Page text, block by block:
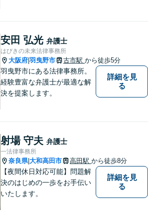
処が皆様の問題解決に大きく
つながります。
安田 弘光 弁護士
はびきの未来法律事務所
大阪府 羽曳野市 古市駅 から徒歩5分
羽曳野市にある法律事務所。
経験豊富な弁護士が最適な解
決を提案します。
詳細を見
る
射場 守夫 弁護士
一法律事務所
奈良県|大和高田市 高田駅 から徒歩8分
【夜間休日対応可能】問題解
決のはじめの一歩をお手伝い
いたします。
詳細を見
る